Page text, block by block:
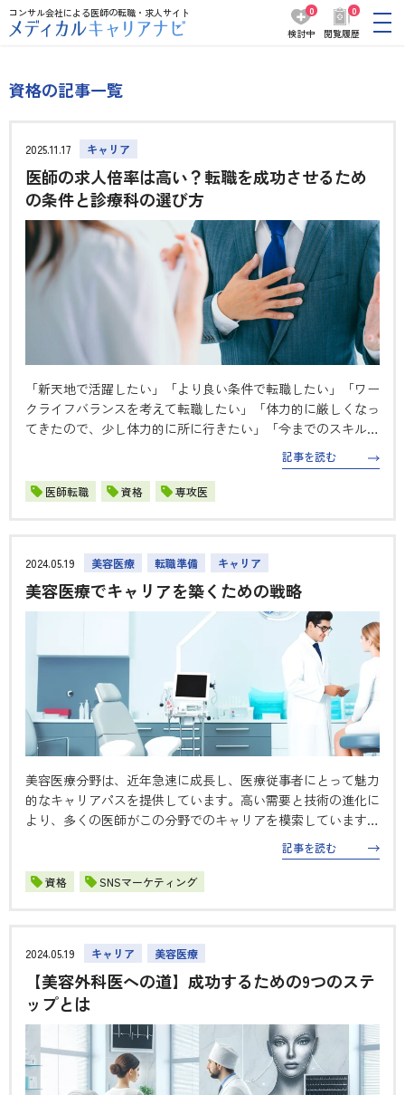
コンサル会社による医師の転職・求人サイト
0
検討中
0
閲覧履歴
資格の記事一覧
2025.11.17 キャリア
医師の求人倍率は高い？転職を成功させるため
の条件と診療科の選び方
「新天地で活躍したい」「より良い条件で転職したい」「ワー
クライフバランスを考えて転職したい」「体力的に厳しくなっ
てきたので、少し体力的に所に行きたい」「今までのスキルを
活かし、さらに深く勉強をしていきたい」 このような理由で
転職を考える医師も多いのではないでしょうか。ここではそん
な医師のために、転職…
記事を読む
医師転職 資格 専攻医
2024.05.19 美容医療 転職準備 キャリア
美容医療でキャリアを築くための戦略
美容医療分野は、近年急速に成長し、医療従事者にとって魅力
的なキャリアパスを提供しています。高い需要と技術の進化に
より、多くの医師がこの分野でのキャリアを模索しています。
しかし、成功するためには戦略的なアプローチが不可欠です。
本コラムでは、美容医療でキャリアを築くための具体的な戦略
を詳しく紹介します。…
記事を読む
資格 SNSマーケティング
2024.05.19 キャリア 美容医療
【美容外科医への道】成功するための9つのステ
ップとは